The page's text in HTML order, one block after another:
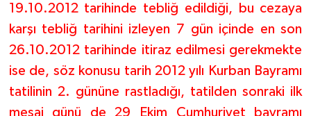
19.10.2012 tarihinde tebliğ edildiği, bu cezaya
karşı tebliğ tarihini izleyen 7 gün içinde en son
26.10.2012 tarihinde itiraz edilmesi gerekmekte
ise de, söz konusu tarih 2012 yılı Kurban Bayramı
tatilinin 2. gününe rastladığı, tatilden sonraki ilk
mesai günü de 29 Ekim Cumhuriyet bayramı